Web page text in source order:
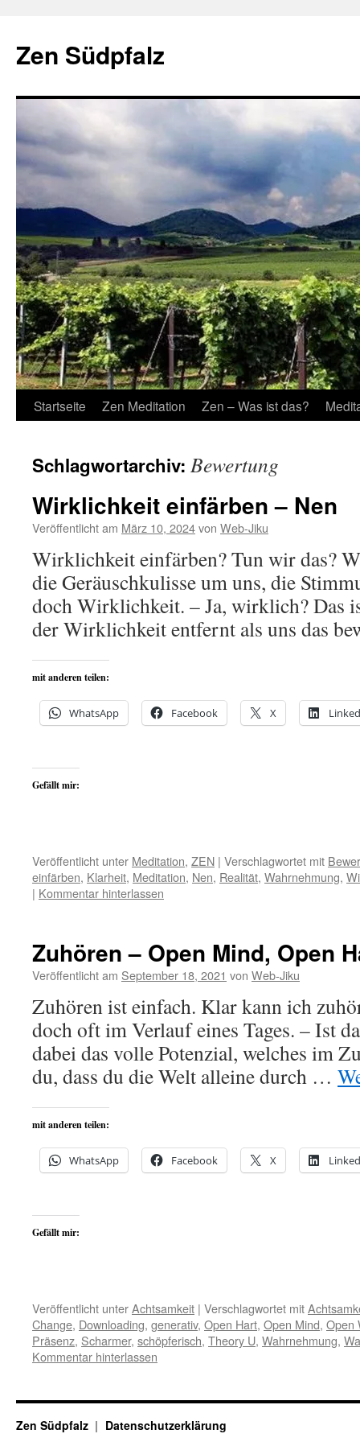
springen
Zen Südpfalz
Startseite Zen Meditation Zen – Was ist das?
Schlagwortarchiv: Bewertung
Wirklichkeit einfärben – Nen
Veröffentlicht am März 10, 2024von Web-Jiku
Wirklichkeit einfärben? Tun wir das?
die Geräuschkulisse um uns, die
doch Wirklichkeit. – Ja, wirklich? Das
der Wirklichkeit entfernt als uns das
mit anderen teilen:
WhatsApp Facebook X
Gefällt mir:
Veröffentlicht unter Meditation, ZEN | Verschlagwortet mit
einfärben, Klarheit, Meditation, Nen, Realität, Wahrnehmung,
| Kommentar hinterlassen
Zuhören – Open Mind, Open
Veröffentlicht am September 18, 2021 von Web-Jiku
Zuhören ist einfach. Klar kann ich
doch oft im Verlauf eines Tages. – Ist
dabei das volle Potenzial, welches im
du, dass du die Welt alleine durch …
mit anderen teilen:
WhatsApp Facebook X
Gefällt mir:
Veröffentlicht unterAchtsamkeit | Verschlagwortet mit
Change, Downloading, generativ, Open Hart, Open Mind, Open
Präsenz, Scharmer, schöpferisch, Theory U, Wahrnehmung,
Kommentar hinterlassen
Zen Südpfalz Datenschutzerklärung